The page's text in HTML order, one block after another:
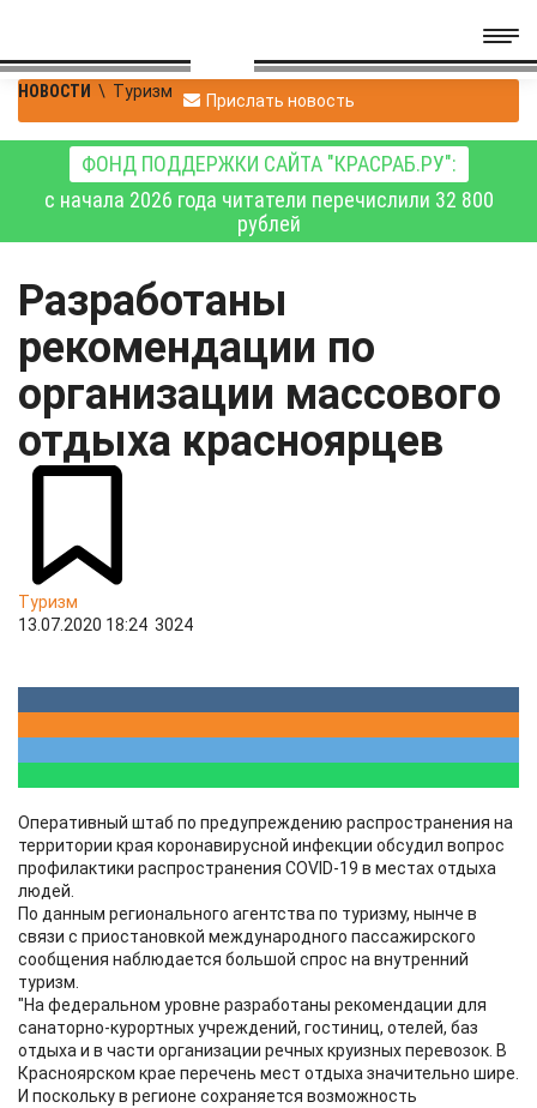
НОВОСТИ \ Туризм Прислать новость
ФОНД ПОДДЕРЖКИ САЙТА "КРАСРАБ.РУ":
с начала 2026 года читатели перечислили 32 800
рублей
Разработаны
рекомендации по
организации массового
отдыха красноярцев
Туризм
13.07.2020 18:24 3024
Оперативный штаб по предупреждению распространения на
территории края коронавирусной инфекции обсудил вопрос
профилактики распространения COVID-19 в местах отдыха
людей.
По данным регионального агентства по туризму, нынче в
связи с приостановкой международного пассажирского
сообщения наблюдается большой спрос на внутренний
туризм.
"На федеральном уровне разработаны рекомендации для
санаторно-курортных учреждений, гостиниц, отелей, баз
отдыха и в части организации речных круизных перевозок. В
Красноярском крае перечень мест отдыха значительно шире.
И поскольку в регионе сохраняется возможность